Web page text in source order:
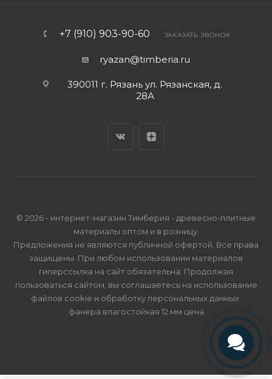
+7 (910) 903-90-60 ЗАКАЗАТЬ ЗВОНОК
ryazan@timberia.ru
390011 г. Рязань ул. Рязанская, д.
28А
© 2026 - интернет-магазин Тимберия - древесно-плитные
материалы оптом и в розницу.
Предложения не являются публичной офертой. Все права
защищены. При любом использовании материалов
гиперссылка на сайт обязательна. Продолжая
пользоваться сайтом, вы соглашаетесь на использование
файлов cookie и обработку персональных данных
фанера влагостойкая 12 мм цена